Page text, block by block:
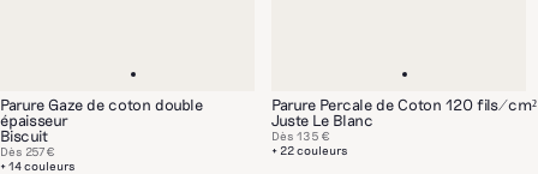
Parure Gaze de coton double
épaisseur
Biscuit
+ 14 couleurs
Dès 257 €
Parure Percale de Coton 120 fils/cm²
Juste Le Blanc
+ 22 couleurs
Dès 135 €